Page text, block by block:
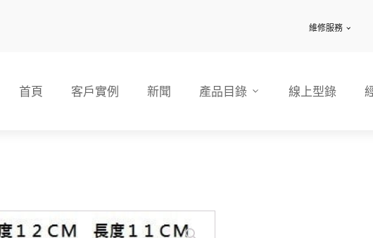
維修服務
首頁 客戶實例 新聞 產品目錄 線上型錄